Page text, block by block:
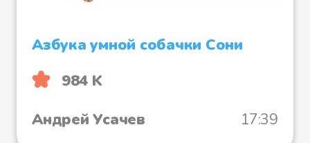
Азбука умной собачки Сони
984 K
Андрей Усачев
17:39